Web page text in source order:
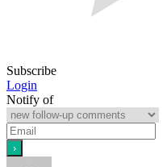
Subscribe
Login
Notify of